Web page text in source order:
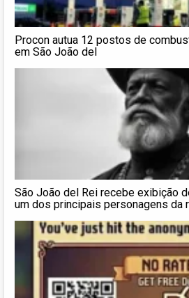
Procon autua 12 postos de
em São João del
São João del Rei recebe exibição
um dos principais personagens da